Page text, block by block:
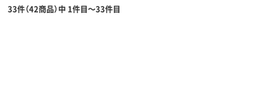
33件（42商品）中 1件目～33件目